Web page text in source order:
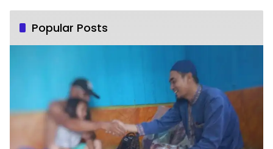
Popular Posts